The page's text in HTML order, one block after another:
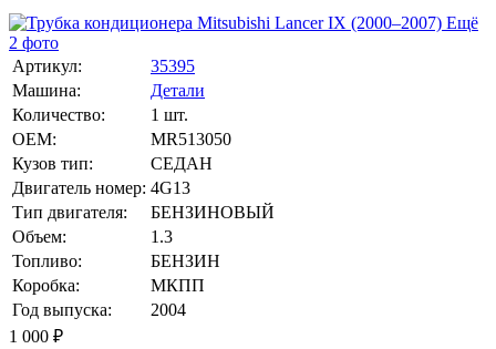
Ещё
2 фото
Артикул:
35395
Машина:
Детали
Количество:
1 шт.
OEM:
MR513050
Кузов тип:
СЕДАН
Двигатель номер: 4G13
Тип двигателя:
БЕНЗИНОВЫЙ
Объем:
1.3
Топливо:
БЕНЗИН
Коробка:
МКПП
Год выпуска:
2004
1 000 ₽